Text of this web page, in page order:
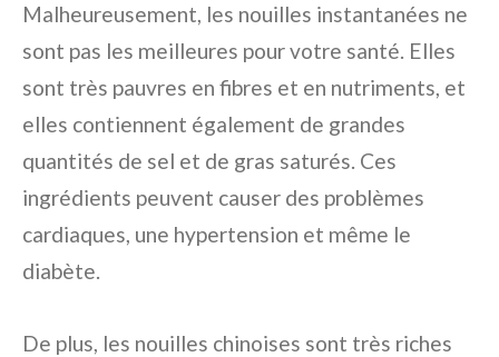
Malheureusement, les nouilles instantanées ne
sont pas les meilleures pour votre santé. Elles
sont très pauvres en fibres et en nutriments, et
elles contiennent également de grandes
quantités de sel et de gras saturés. Ces
ingrédients peuvent causer des problèmes
cardiaques, une hypertension et même le
diabète.
De plus, les nouilles chinoises sont très riches